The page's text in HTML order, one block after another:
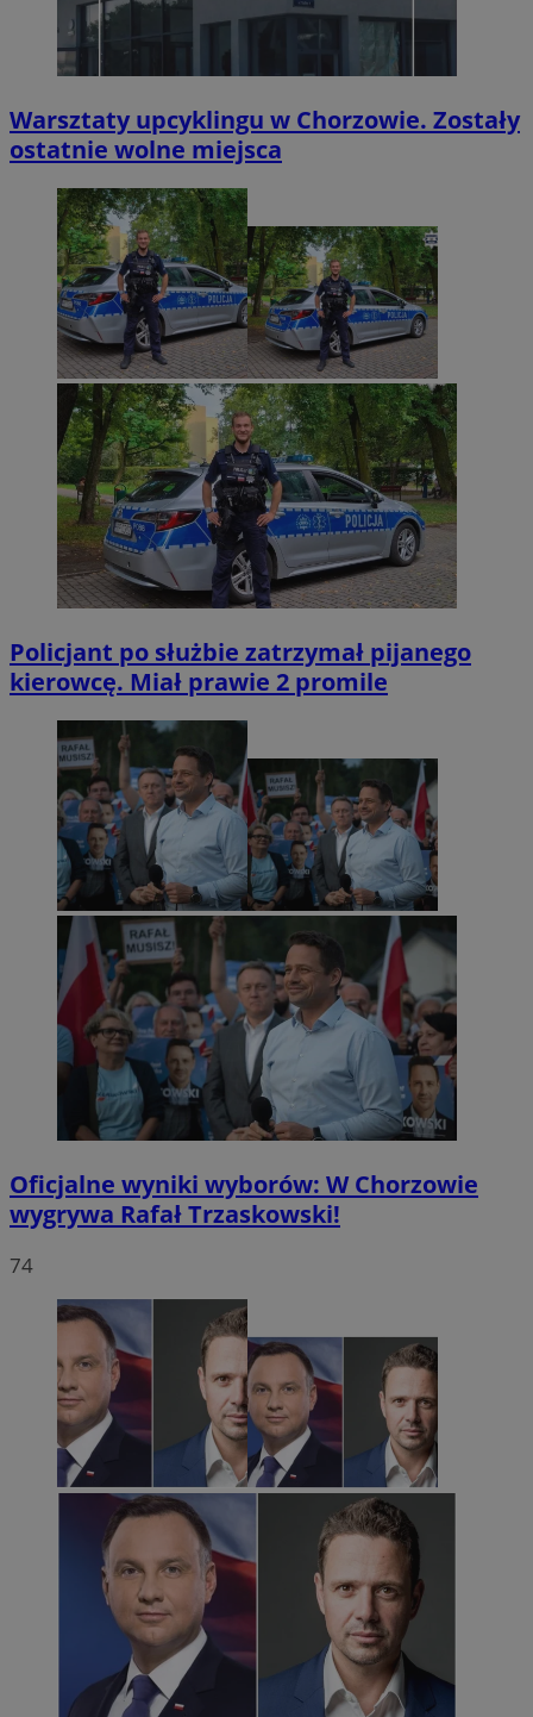
Warsztaty upcyklingu w Chorzowie. Zostały
ostatnie wolne miejsca
Policjant po służbie zatrzymał pijanego
kierowcę. Miał prawie 2 promile
Oficjalne wyniki wyborów: W Chorzowie
wygrywa Rafał Trzaskowski!
74